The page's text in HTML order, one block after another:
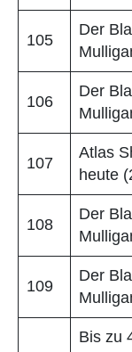
105
Der
106
Der
107
Atlas
heute
108
Der
109
Der
Bis zu